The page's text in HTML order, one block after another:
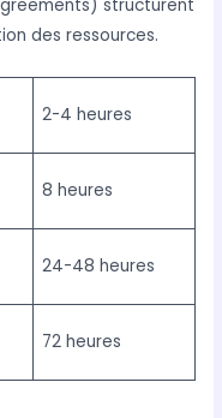
structurent
des ressources.
2-4 heures
8 heures
24-48 heures
72 heures